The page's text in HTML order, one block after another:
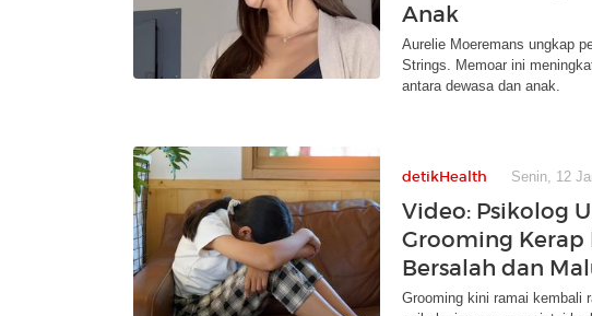
Anak
Aurelie Moeremans ungkap
Strings. Memoar ini
antara dewasa dan anak.
detikHealth Senin, 12
Video: Psikolog
Grooming Kerap
Bersalah dan
Grooming kini ramai kembali